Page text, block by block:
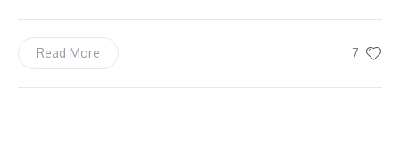
7
Read More